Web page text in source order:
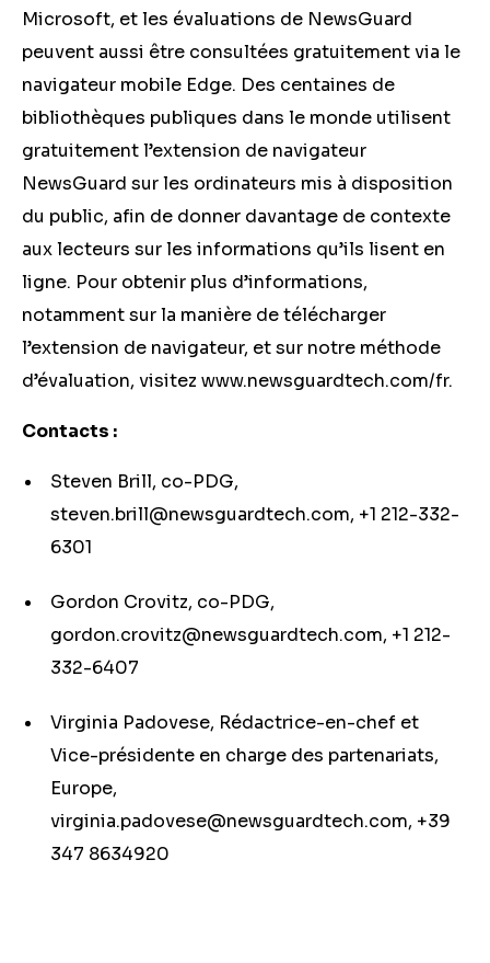
Microsoft, et les évaluations de NewsGuard
peuvent aussi être consultées gratuitement via le
navigateur mobile Edge. Des centaines de
bibliothèques publiques dans le monde utilisent
gratuitement l’extension de navigateur
NewsGuard sur les ordinateurs mis à disposition
du public, afin de donner davantage de contexte
aux lecteurs sur les informations qu’ils lisent en
ligne. Pour obtenir plus d’informations,
notamment sur la manière de télécharger
l’extension de navigateur, et sur notre méthode
d’évaluation, visitez www.newsguardtech.com/fr.
Contacts :
Steven Brill, co-PDG,
steven.brill@newsguardtech.com, +1 212-332-
6301
Gordon Crovitz, co-PDG,
gordon.crovitz@newsguardtech.com, +1 212-
332-6407
Virginia Padovese, Rédactrice-en-chef et
Vice-présidente en charge des partenariats,
Europe,
virginia.padovese@newsguardtech.com, +39
347 8634920